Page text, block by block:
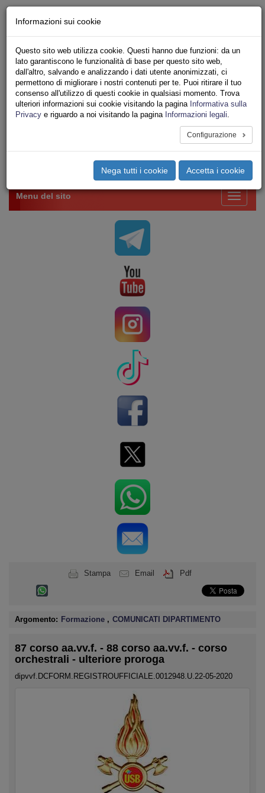
Iscriviti Online
Ricerca
Area Stampa
Privacy
VV.F.
UNIONE SINDACALE DI BASE SETTORE VIGILI
Toggle
Menu del sito
Stampa Email Pdf
Argomento: Formazione , COMUNICATI DIPARTIMENTO
87 corso aa.vv.f. - 88 corso aa.vv.f. - corso
orchestrali - ulteriore proroga
dipvvf.DCFORM.REGISTROUFFICIALE.0012948.U.22-05-2020
Informazioni sui cookie
Questo sito web utilizza cookie. Questi hanno due funzioni: da un
lato garantiscono le funzionalità di base per questo sito web,
dall'altro, salvando e analizzando i dati utente anonimizzati, ci
permettono di migliorare i nostri contenuti per te. Puoi ritirare il tuo
consenso all'utilizzo di questi cookie in qualsiasi momento. Trova
ulteriori informazioni sui cookie visitando la pagina Informativa sulla
Privacy e riguardo a noi visitando la pagina Informazioni legali.
Configurazione
Nega tutti i cookie Accetta i cookie